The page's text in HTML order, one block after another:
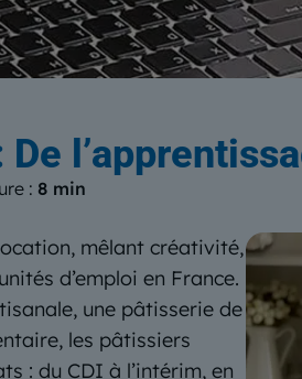
du Centre
: 8 min
mêlant créativité,
d’emploi en France.
une pâtisserie de
les pâtissiers
: du CDI à l’intérim, en